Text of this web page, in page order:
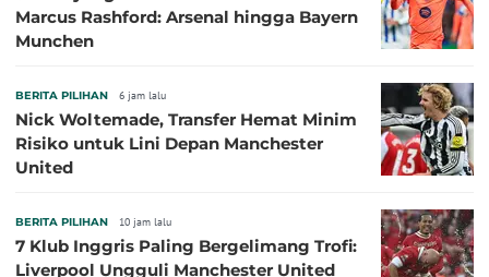
Marcus Rashford: Arsenal hingga Bayern
Munchen
BERITA PILIHAN 6 jam lalu
Nick Woltemade, Transfer Hemat Minim
Risiko untuk Lini Depan Manchester
United
BERITA PILIHAN 10 jam lalu
7 Klub Inggris Paling Bergelimang Trofi:
Liverpool Ungguli Manchester United